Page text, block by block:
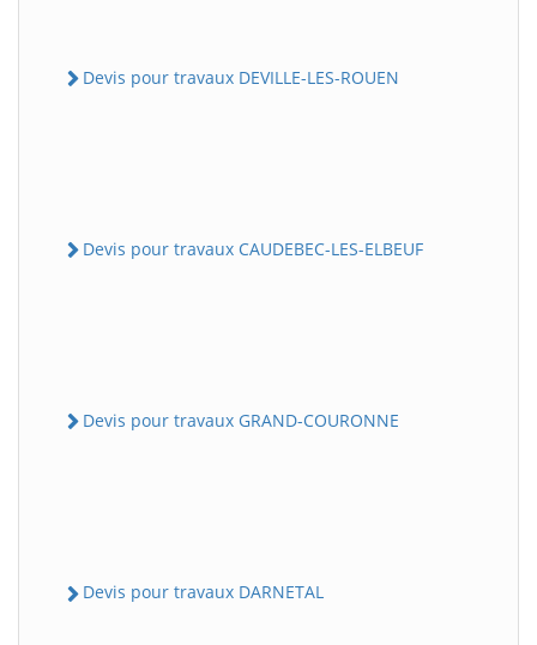
Devis pour travaux DEVILLE-LES-ROUEN
Devis pour travaux CAUDEBEC-LES-ELBEUF
Devis pour travaux GRAND-COURONNE
Devis pour travaux DARNETAL